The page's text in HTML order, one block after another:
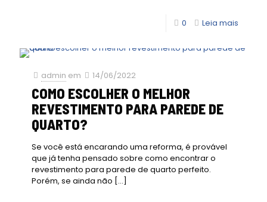
0 Leia mais
admin em 14/06/2022
COMO ESCOLHER O MELHOR
REVESTIMENTO PARA PAREDE DE
QUARTO?
Se você está encarando uma reforma, é provável
que já tenha pensado sobre como encontrar o
revestimento para parede de quarto perfeito.
Porém, se ainda não […]